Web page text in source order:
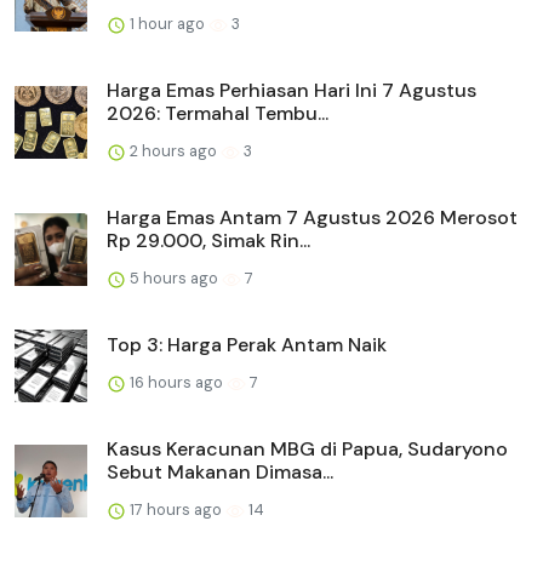
1 hour ago 3
Harga Emas Perhiasan Hari Ini 7 Agustus
2026: Termahal Tembu...
2 hours ago 3
Harga Emas Antam 7 Agustus 2026 Merosot
Rp 29.000, Simak Rin...
5 hours ago 7
Top 3: Harga Perak Antam Naik
16 hours ago 7
Kasus Keracunan MBG di Papua, Sudaryono
Sebut Makanan Dimasa...
17 hours ago 14